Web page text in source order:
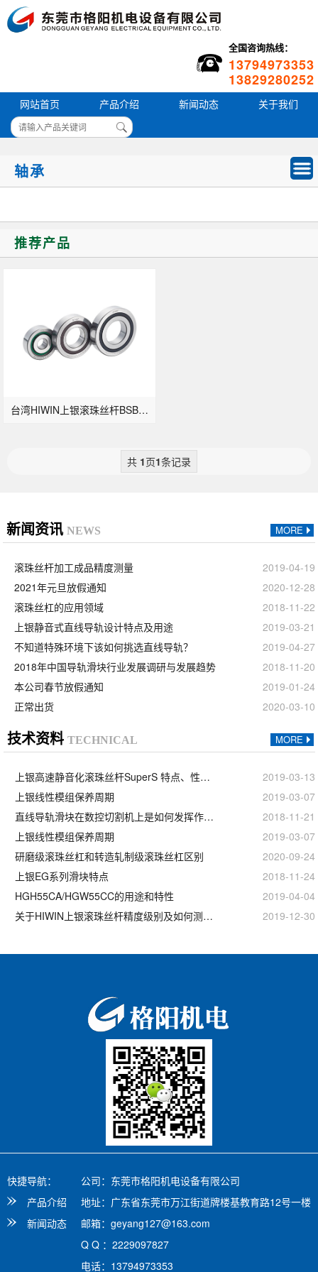
全国咨询热线：
13794973353
13829280252
网站首页 产品介绍 新闻动态 关于我们
轴承
推荐产品
台湾HIWIN上银滚珠丝杆BSB滚珠轴承
共 1页1条记录
新闻资讯 NEWS MORE
滚珠丝杆加工成品精度测量
2019-04-19
2021年元旦放假通知
2020-12-28
滚珠丝杠的应用领域
2018-11-22
上银静音式直线导轨设计特点及用途
2019-03-21
不知道特殊环境下该如何挑选直线导轨？
2019-04-27
2018年中国导轨滑块行业发展调研与发展趋势
2018-11-20
本公司春节放假通知
2019-01-24
正常出货
2020-03-10
技术资料 TECHNICAL MORE
上银高速静音化滚珠丝杆SuperS 特点、性能和用途
2019-03-13
上银线性模组保养周期
2019-03-07
直线导轨滑块在数控切割机上是如何发挥作用的？
2018-11-21
上银线性模组保养周期
2019-03-07
研磨级滚珠丝杠和转造轧制级滚珠丝杠区别
2020-09-24
上银EG系列滑块特点
2018-11-24
HGH55CA/HGW55CC的用途和特性
2019-04-04
关于HIWIN上银滚珠丝杆精度级别及如何测量精度
2019-12-30
快捷导航：
产品介绍
新闻动态
公司：东莞市格阳机电设备有限公司
地址：广东省东莞市万江街道牌楼基教育路12号一楼
邮箱：geyang127@163.com
Q Q ：2229097827
电话：13794973353